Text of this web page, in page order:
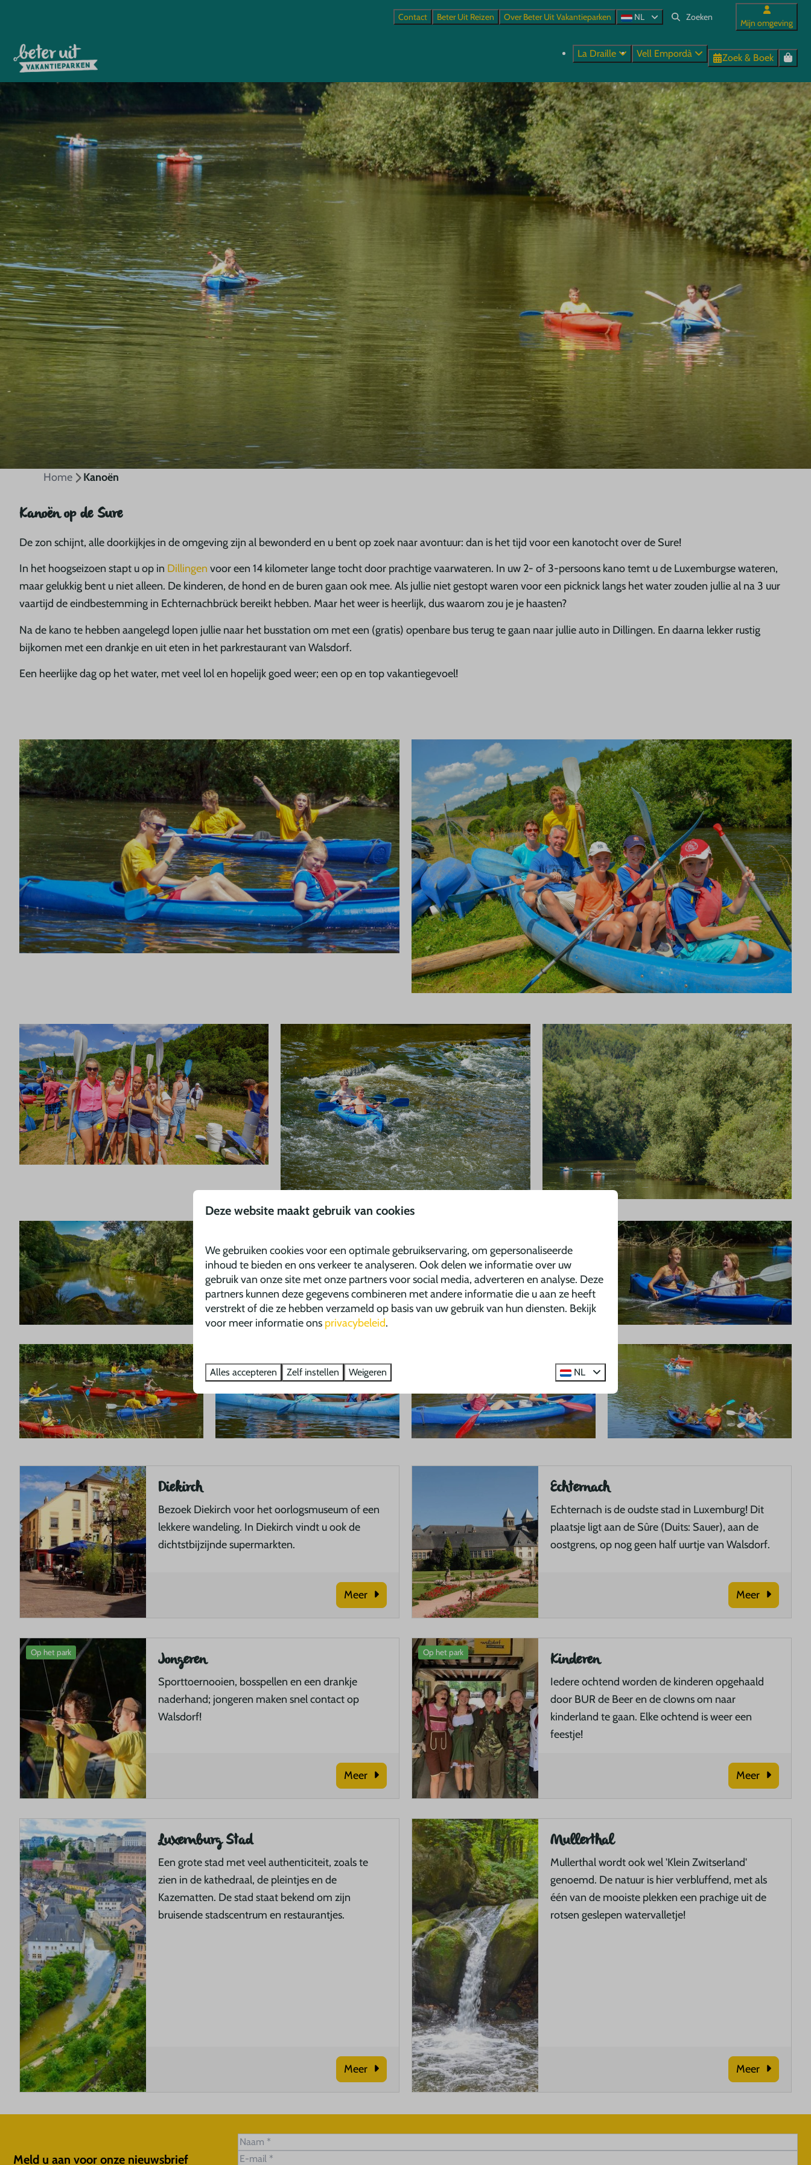
Contact Beter Uit Reizen Over Beter Uit Vakantieparken NL
Mijn omgeving
La Draille Vell Empordà Zoek & Boek
Home Kanoën
Kanoën op de Sure
De zon schijnt, alle doorkijkjes in de omgeving zijn al bewonderd en u bent op zoek naar avontuur: dan is het tijd voor een kanotocht over de Sure!
In het hoogseizoen stapt u op in Dillingen voor een 14 kilometer lange tocht door prachtige vaarwateren. In uw 2- of 3-persoons kano temt u de Luxemburgse wateren,
maar gelukkig bent u niet alleen. De kinderen, de hond en de buren gaan ook mee. Als jullie niet gestopt waren voor een picknick langs het water zouden jullie al na 3 uur
vaartijd de eindbestemming in Echternachbrück bereikt hebben. Maar het weer is heerlijk, dus waarom zou je je haasten?
Na de kano te hebben aangelegd lopen jullie naar het busstation om met een (gratis) openbare bus terug te gaan naar jullie auto in Dillingen. En daarna lekker rustig
bijkomen met een drankje en uit eten in het parkrestaurant van Walsdorf.
Een heerlijke dag op het water, met veel lol en hopelijk goed weer; een op en top vakantiegevoel!
Diekirch
Bezoek Diekirch voor het oorlogsmuseum of een
lekkere wandeling. In Diekirch vindt u ook de
dichtstbijzijnde supermarkten.
Meer
Echternach
Echternach is de oudste stad in Luxemburg! Dit
plaatsje ligt aan de Sûre (Duits: Sauer), aan de
oostgrens, op nog geen half uurtje van Walsdorf.
Meer
Op het park Jongeren
Sporttoernooien, bosspellen en een drankje
naderhand; jongeren maken snel contact op
Walsdorf!
Meer
Op het park Kinderen
Iedere ochtend worden de kinderen opgehaald
door BUR de Beer en de clowns om naar
kinderland te gaan. Elke ochtend is weer een
feestje!
Meer
Luxemburg Stad
Een grote stad met veel authenticiteit, zoals te
zien in de kathedraal, de pleintjes en de
Kazematten. De stad staat bekend om zijn
bruisende stadscentrum en restaurantjes.
Meer
Mullerthal
Mullerthal wordt ook wel 'Klein Zwitserland'
genoemd. De natuur is hier verbluffend, met als
één van de mooiste plekken een prachige uit de
rotsen geslepen watervalletje!
Meer
Meld u aan voor onze nieuwsbrief
Deze website maakt gebruik van cookies
We gebruiken cookies voor een optimale gebruikservaring, om gepersonaliseerde
inhoud te bieden en ons verkeer te analyseren. Ook delen we informatie over uw
gebruik van onze site met onze partners voor social media, adverteren en analyse. Deze
partners kunnen deze gegevens combineren met andere informatie die u aan ze heeft
verstrekt of die ze hebben verzameld op basis van uw gebruik van hun diensten. Bekijk
voor meer informatie ons privacybeleid.
Alles accepteren Zelf instellen Weigeren NL